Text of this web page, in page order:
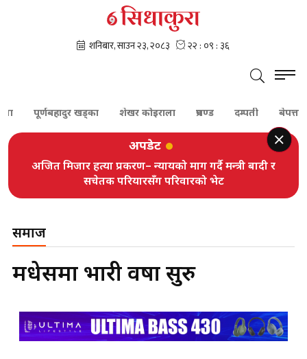
पूर्णबहादुर खड्का शेखर कोइराला प्रचण्ड दम्पती बेपत्ता
अपडेट
अजित मिजार हत्या प्रकरण– न्यायको माग गर्दै मन्त्री बादी र
सचेतक परियारसँग परिवारको भेट
समाज
मधेसमा भारी वर्षा सुरु